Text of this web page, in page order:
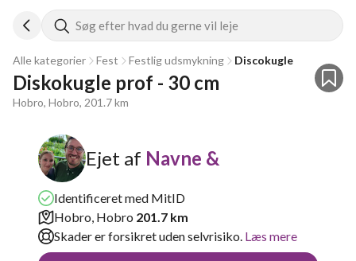
Søg efter hvad du gerne vil leje
Alle kategorier Fest Festlig udsmykning Discokugle
Diskokugle prof - 30 cm
Hobro, Hobro, 201.7 km
Ejet af Navne &
Identificeret med MitID
Hobro, Hobro 201.7 km
Skader er forsikret uden selvrisiko. Læs mere